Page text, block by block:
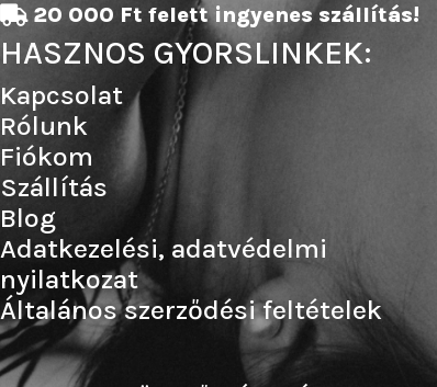
20 000 Ft felett ingyenes szállítás!
HASZNOS GYORSLINKEK:
Kapcsolat
Rólunk
Fiókom
Szállítás
Blog
Adatkezelési, adatvédelmi
nyilatkozat
Általános szerződési feltételek